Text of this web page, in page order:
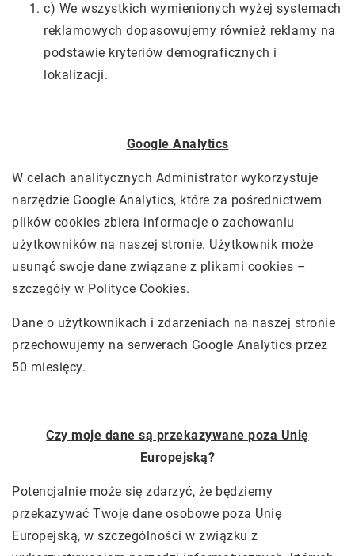
c) We wszystkich wymienionych wyżej systemach
reklamowych dopasowujemy również reklamy na
podstawie kryteriów demograficznych i
lokalizacji.
Google Analytics
W celach analitycznych Administrator wykorzystuje
narzędzie Google Analytics, które za pośrednictwem
plików cookies zbiera informacje o zachowaniu
użytkowników na naszej stronie. Użytkownik może
usunąć swoje dane związane z plikami cookies –
szczegóły w Polityce Cookies.
Dane o użytkownikach i zdarzeniach na naszej stronie
przechowujemy na serwerach Google Analytics przez
50 miesięcy.
Czy moje dane są przekazywane poza Unię
Europejską?
Potencjalnie może się zdarzyć, że będziemy
przekazywać Twoje dane osobowe poza Unię
Europejską, w szczególności w związku z